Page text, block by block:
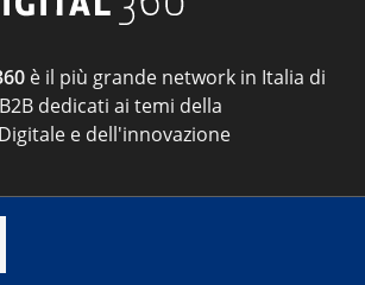
è il più grande network in Italia di
dedicati ai temi della
e dell'innovazione